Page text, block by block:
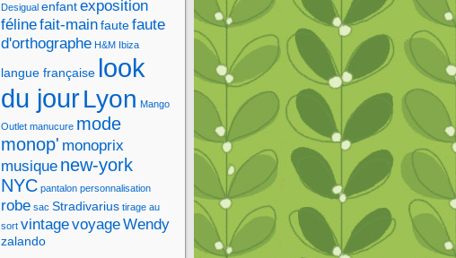
Desigual enfantexposition
félinefait-mainfautefaute
d'orthographe H&M Ibiza
langue française look
du jourLyon Mango
Outlet manucure mode
monop' monoprix
musique new-york
NYC pantalon personnalisation
robe sac Stradivarius tirage au
sort vintagevoyageWendy
zalando